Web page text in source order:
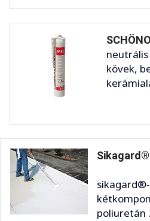
kövek,
poliuretán